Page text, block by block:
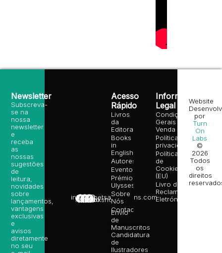
info@poetsandragons.com
Infantil
Adulto
Bookshop
Acesso
Rápido
Livros
da
Editora
Books
in
English
Autores
Eventos
Prémio
Ulysses
Sobre
Nós
Contactos
Envio
de
Manuscritos
Candidatura
de
Ilustradores
Informação
Legal
Condições
Gerais de
Venda
Política de
privacidade
Política
de
Cookies
(EU)
Livro de
Reclamações
Eletrónico
Newsletter
Subscreva-
se na
nossa
newsletter
e
receba
as
nossas
sugestões
de
leitura,
novidades
sobre
lançamentos,
vantagens
exclusivas
e
avisos
diretamente
no seu
Website
por
Turn
On
Labs
©
2026
Todos
os
direitos